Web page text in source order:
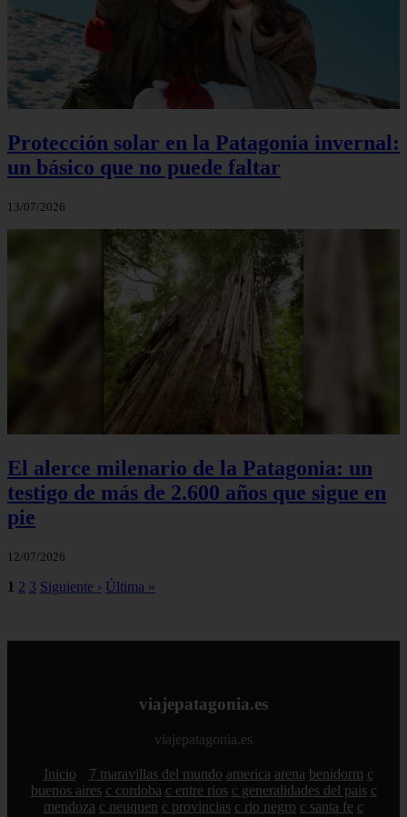
Protección solar en la Patagonia invernal:
un básico que no puede faltar
13/07/2026
El alerce milenario de la Patagonia: un
testigo de más de 2.600 años que sigue en
pie
12/07/2026
1 2 3 Siguiente › Última »
viajepatagonia.es
viajepatagonia.es
Inicio 7 maravillas del mundo america arena benidorm c
buenos aires c cordoba c entre rios c generalidades del pais c
mendoza c neuquen c provincias c rio negro c santa fe c